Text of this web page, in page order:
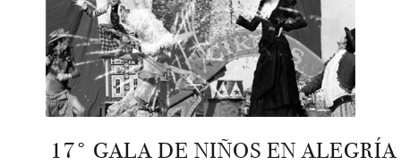
17° GALA DE NIÑOS EN ALEGRÍA